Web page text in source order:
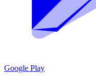
Google Play